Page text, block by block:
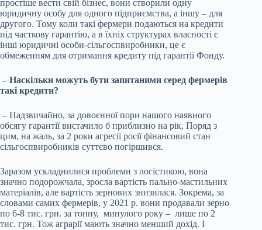
простіше вести свій бізнес, вони створили одну
юридичну особу для одного підприємства, а іншу – для
другого. Тому коли такі фермери подаються на кредити
під часткову гарантію, а в їхніх структурах власності є
інші юридичні особи-сільгоспвиробники, це є
обмеженням для отримання кредиту під гарантії Фонду.
– Наскільки можуть бути запитаними серед фермерів
такі кредити?
– Надзвичайно, за довоєнної пори нашого наявного
обсягу гарантії вистачило б приблизно на рік, Поряд з
цим, на жаль, за 2 роки агресії росії фінансовий стан
сільгоспвиробників суттєво погіршився.
Заразом ускладнилися проблеми з логістикою, вона
значно подорожчала, зросла вартість пально-мастильних
матеріалів, але вартість зернових знизилася. Зокрема, за
словами самих фермерів, у 2021 р. вони продавали зерно
по 6-8 тис. грн. за тонну, минулого року – лише по 2
тис. грн. Тож аграрії мають значно менший дохід. І